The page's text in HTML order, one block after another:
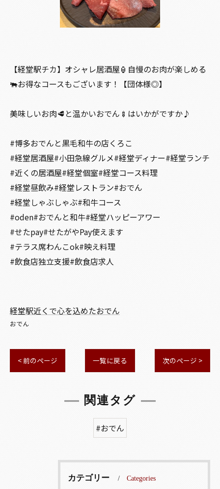
【経堂駅チカ】オシャレ居酒屋🏮自慢のお肉が楽しめる
🐃お得なコースもございます！【団体様◎】
美味しいお肉🥩と温かいおでん🍢はいかがですか♪
#博多おでんと黒毛和牛の店くろこ
#経堂居酒屋#小田急線グルメ#経堂ディナー#経堂ランチ
#近くの居酒屋#経堂個室#経堂コース料理
#経堂昼飲み#経堂レストラン#おでん
#経堂しゃぶしゃぶ#和牛コース
#oden#おでんと和牛#経堂ハッピーアワー
#せたpay#せたがやPay使えます
#テラス席わんこok#映え料理
#飲食店独立支援#飲食店求人
経堂駅近くで心を込めたおでん
おでん
< 前のページ 一覧に戻る 次のページ >
関連タグ
#おでん
カテゴリー Categories